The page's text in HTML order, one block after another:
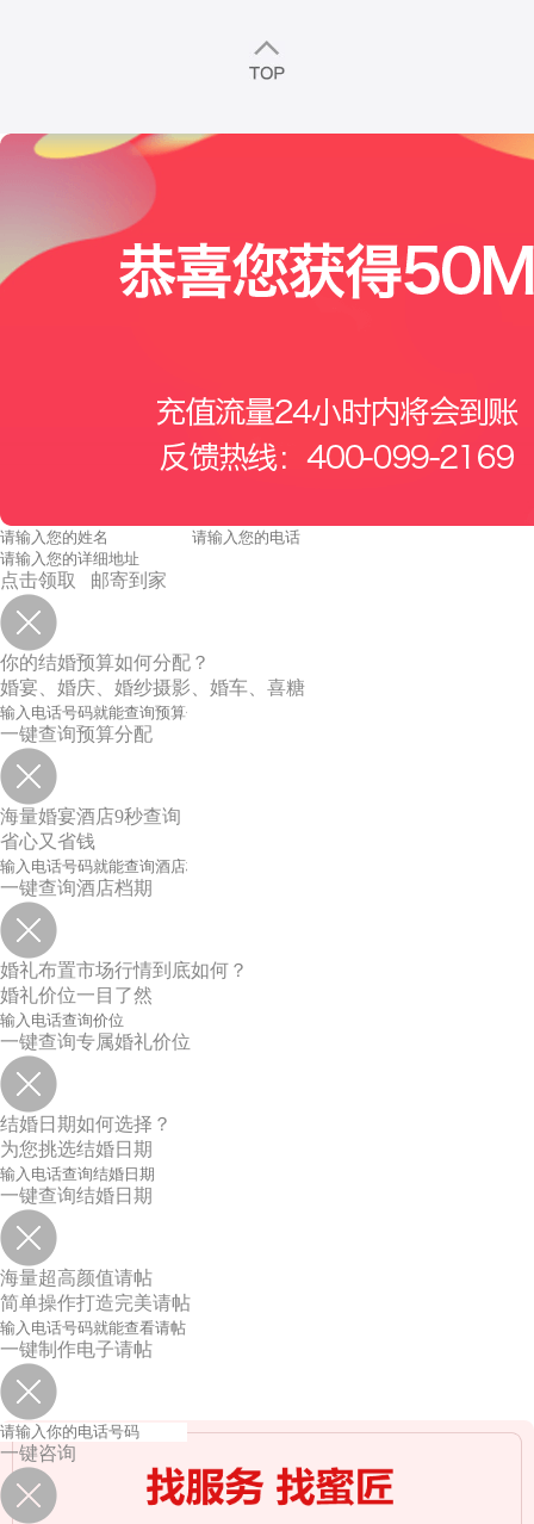
点击领取 邮寄到家
你的结婚预算如何分配？
婚宴、婚庆、婚纱摄影、婚车、喜糖
一键查询预算分配
海量婚宴酒店9秒查询
省心又省钱
一键查询酒店档期
婚礼布置市场行情到底如何？
婚礼价位一目了然
一键查询专属婚礼价位
结婚日期如何选择？
为您挑选结婚日期
一键查询结婚日期
海量超高颜值请帖
简单操作打造完美请帖
一键制作电子请帖
一键咨询